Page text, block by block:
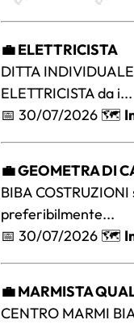
💼 ELETTRICISTA
DITTA
ELETTRICISTA da i...
📅 30/07/2026 🗺️
💼 GEOMETRA DI
BIBA
preferibilmente...
📅 30/07/2026 🗺️
💼 MARMISTA
CENTRO MARMI